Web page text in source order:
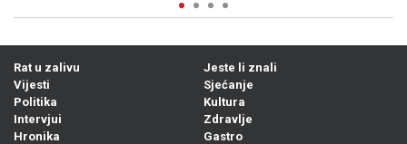
Rat u zalivu
Vijesti
Politika
Intervjui
Hronika
Jeste li znali
Sjećanje
Kultura
Zdravlje
Gastro